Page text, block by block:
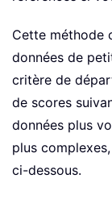
Cette méthode
données de
critère de
de scores
données plus
plus
ci-dessous.